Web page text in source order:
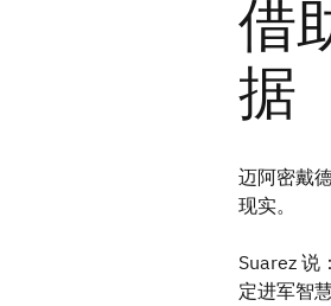
迈阿密戴
现实。
Suarez 说
定进军智